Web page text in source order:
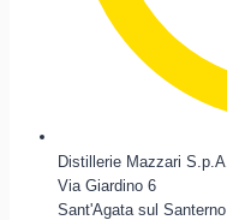
Distillerie Mazzari S.p.A.
Via Giardino 6
Sant'Agata sul Santerno